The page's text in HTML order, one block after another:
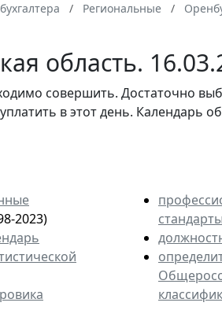
Региональные
область.
совершить. Достаточно
в этот день. Календарь
2023)
стандарты